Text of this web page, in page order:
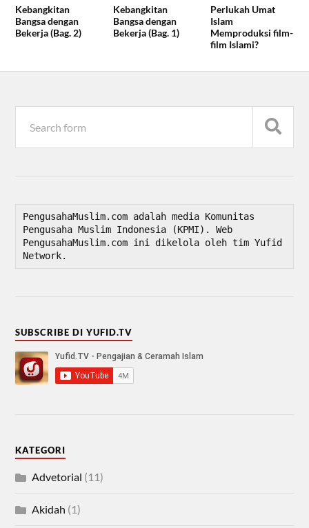
Kebangkitan
Bangsa dengan
Bekerja (Bag. 2)
Kebangkitan
Bangsa dengan
Bekerja (Bag. 1)
Perlukah Umat
Islam
Memproduksi film-
film Islami?
PengusahaMuslim.com adalah media Komunitas
Pengusaha Muslim Indonesia (KPMI). Web
PengusahaMuslim.com ini dikelola oleh tim Yufid
Network.
SUBSCRIBE DI YUFID.TV
KATEGORI
Advetorial (11)
Akidah (1)